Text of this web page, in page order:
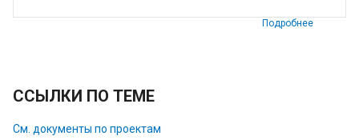
Подробнее
ССЫЛКИ ПО ТЕМЕ
См. документы по проектам